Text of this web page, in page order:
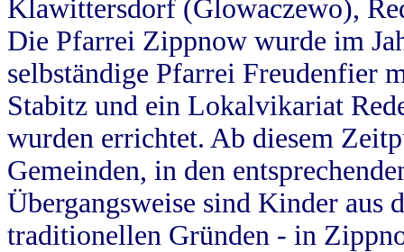
Klawittersdorf (Glowaczewo),
Die Pfarrei Zippnow wurde im
selbständige Pfarrei Freudenfier
Stabitz und ein Lokalvikariat
wurden errichtet. Ab diesem
Gemeinden, in den
Übergangsweise sind Kinder aus
traditionellen Gründen - in